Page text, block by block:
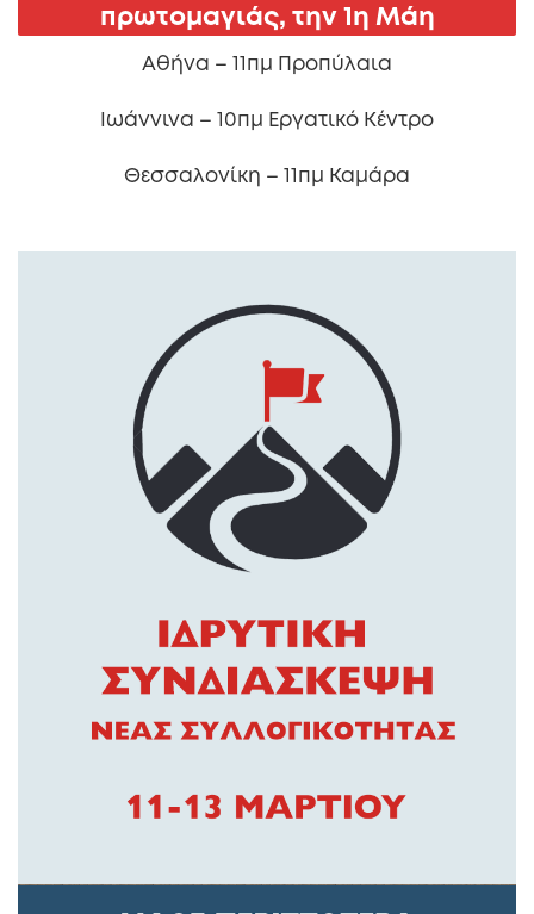
πρωτομαγιάς, την 1η Μάη
Αθήνα – 11πμ Προπύλαια
Ιωάννινα – 10πμ Εργατικό Κέντρο
Θεσσαλονίκη – 11πμ Καμάρα